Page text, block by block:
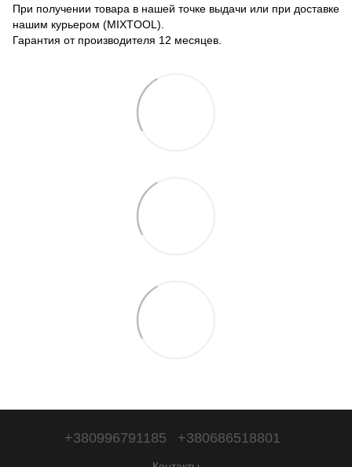
При получении товара в нашей точке выдачи или при доставке
нашим курьером (MIXTOOL).
Гарантия от производителя 12 месяцев.
+380996791185 +380686518801